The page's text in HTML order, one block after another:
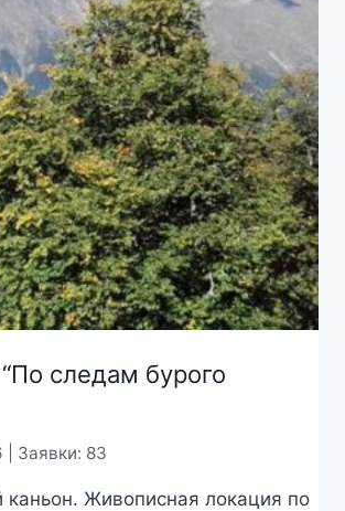
следам бурого
Заявки: 83
каньон. Живописная локация по